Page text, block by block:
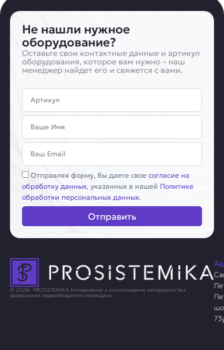
Не нашли нужное
оборудование?
Оставьте свои контактные данные и артикул
оборудования, которое вам нужно – наш
менеджер найдет его и свяжется с вами.
Артикул
Имя
Email
Соглашение
Отправляя форму, Вы даете свое согласие на
обработку данных, указанных в нашей Политике
обработки персональных данных.
Отправить
© 2026г. PROSISTEMIKA Копирование и использование материалов без
разрешения правообладателя запрещено